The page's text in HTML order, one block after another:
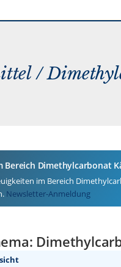
/
Bereich Dimethylcarbonat
im Bereich
Newsletter-Anmeldung